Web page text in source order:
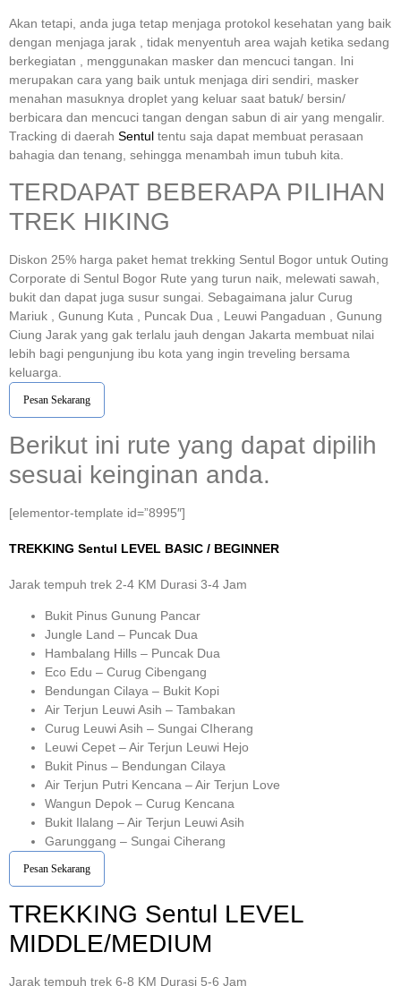
Akan tetapi, anda juga tetap menjaga protokol kesehatan yang baik
dengan menjaga jarak , tidak menyentuh area wajah ketika sedang
berkegiatan , menggunakan masker dan mencuci tangan. Ini
merupakan cara yang baik untuk menjaga diri sendiri, masker
menahan masuknya droplet yang keluar saat batuk/ bersin/
berbicara dan mencuci tangan dengan sabun di air yang mengalir.
Tracking di daerah Sentul tentu saja dapat membuat perasaan
bahagia dan tenang, sehingga menambah imun tubuh kita.
TERDAPAT BEBERAPA PILIHAN
TREK HIKING
Diskon 25% harga paket hemat trekking Sentul Bogor untuk Outing
Corporate di Sentul Bogor Rute yang turun naik, melewati sawah,
bukit dan dapat juga susur sungai. Sebagaimana jalur Curug
Mariuk , Gunung Kuta , Puncak Dua , Leuwi Pangaduan , Gunung
Ciung Jarak yang gak terlalu jauh dengan Jakarta membuat nilai
lebih bagi pengunjung ibu kota yang ingin treveling bersama
keluarga.
Pesan Sekarang
Berikut ini rute yang dapat dipilih
sesuai keinginan anda.
[elementor-template id=”8995″]
TREKKING Sentul LEVEL BASIC / BEGINNER
Jarak tempuh trek 2-4 KM Durasi 3-4 Jam
Bukit Pinus Gunung Pancar
Jungle Land – Puncak Dua
Hambalang Hills – Puncak Dua
Eco Edu – Curug Cibengang
Bendungan Cilaya – Bukit Kopi
Air Terjun Leuwi Asih – Tambakan
Curug Leuwi Asih – Sungai CIherang
Leuwi Cepet – Air Terjun Leuwi Hejo
Bukit Pinus – Bendungan Cilaya
Air Terjun Putri Kencana – Air Terjun Love
Wangun Depok – Curug Kencana
Bukit Ilalang – Air Terjun Leuwi Asih
Garunggang – Sungai Ciherang
Pesan Sekarang
TREKKING Sentul LEVEL
MIDDLE/MEDIUM
Jarak tempuh trek 6-8 KM Durasi 5-6 Jam